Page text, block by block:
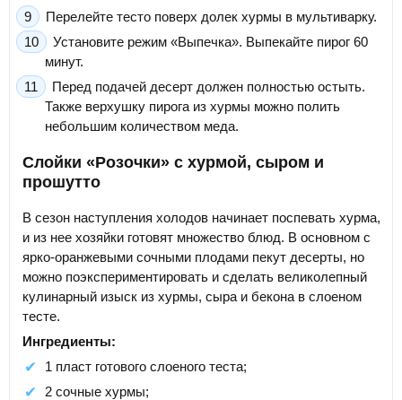
Перелейте тесто поверх долек хурмы в мультиварку.
Установите режим «Выпечка». Выпекайте пирог 60
минут.
Перед подачей десерт должен полностью остыть.
Также верхушку пирога из хурмы можно полить
небольшим количеством меда.
Слойки «Розочки» с хурмой, сыром и
прошутто
В сезон наступления холодов начинает поспевать хурма,
и из нее хозяйки готовят множество блюд. В основном с
ярко-оранжевыми сочными плодами пекут десерты, но
можно поэкспериментировать и сделать великолепный
кулинарный изыск из хурмы, сыра и бекона в слоеном
тесте.
Ингредиенты:
1 пласт готового слоеного теста;
2 сочные хурмы;